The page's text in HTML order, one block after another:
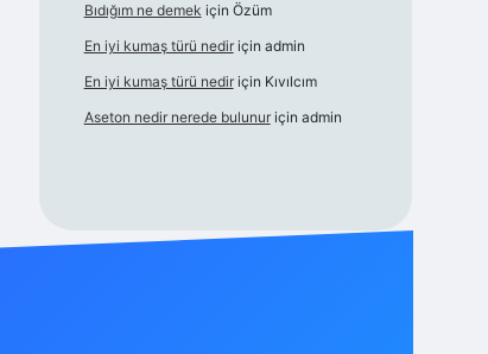
Bıdığım ne demek için Özüm
En iyi kumaş türü nediriçin admin
En iyi kumaş türü nediriçin Kıvılcım
Aseton nedir nerede bulunuriçin admin